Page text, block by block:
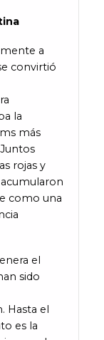
a
convirtió
la
más
rojas y
como una
el
sido
Hasta el
es la